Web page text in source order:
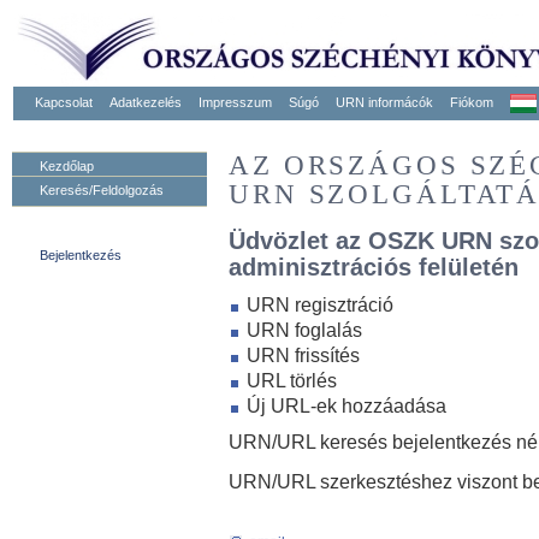
Kapcsolat Adatkezelés Impresszum Súgó URN informácók Fiókom
Kezdőlap
Keresés/Feldolgozás
Bejelentkezés
AZ ORSZÁGOS
URN
Üdvözlet az OSZK URN
adminisztrációs felületén
URN regisztráció
URN foglalás
URN frissítés
URL törlés
Új URL-ek hozzáadása
URN/URL keresés bejelentkezés
URN/URL szerkesztéshez viszont